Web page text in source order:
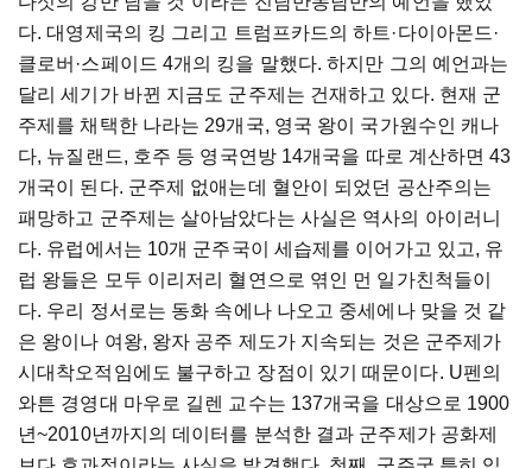
다. 대영제국의 킹 그리고 트럼프카드의 하트·다이아몬드·
클로버·스페이드 4개의 킹을 말했다. 하지만 그의 예언과는
달리 세기가 바뀐 지금도 군주제는 건재하고 있다. 현재 군
주제를 채택한 나라는 29개국, 영국 왕이 국가원수인 캐나
다, 뉴질랜드, 호주 등 영국연방 14개국을 따로 계산하면 43
개국이 된다. 군주제 없애는데 혈안이 되었던 공산주의는
패망하고 군주제는 살아남았다는 사실은 역사의 아이러니
다. 유럽에서는 10개 군주국이 세습제를 이어가고 있고, 유
럽 왕들은 모두 이리저리 혈연으로 엮인 먼 일가친척들이
다. 우리 정서로는 동화 속에나 나오고 중세에나 맞을 것 같
은 왕이나 여왕, 왕자 공주 제도가 지속되는 것은 군주제가
시대착오적임에도 불구하고 장점이 있기 때문이다. U펜의
와튼 경영대 마우로 길렌 교수는 137개국을 대상으로 1900
년~2010년까지의 데이터를 분석한 결과 군주제가 공화제